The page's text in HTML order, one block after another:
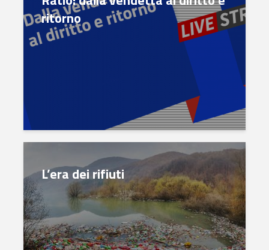
ritorno
L’era dei rifiuti